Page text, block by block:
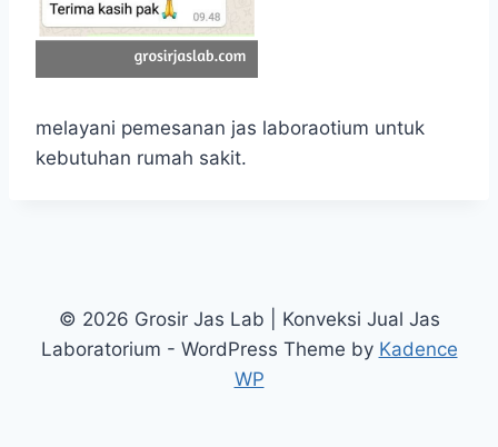
melayani pemesanan jas laboraotium untuk
kebutuhan rumah sakit.
© 2026 Grosir Jas Lab | Konveksi Jual Jas
Laboratorium - WordPress Theme by Kadence
WP